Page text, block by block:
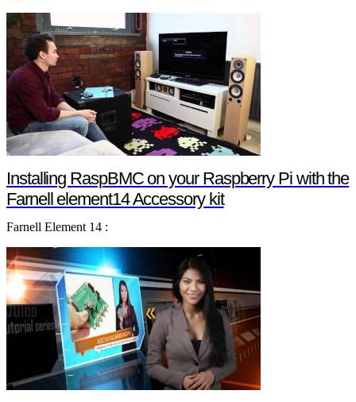
Installing RaspBMC on your Raspberry Pi with the
Farnell element14 Accessory kit
Farnell Element 14 :